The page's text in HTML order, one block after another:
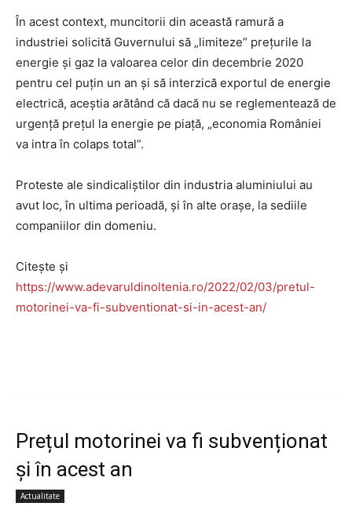
În acest context, muncitorii din această ramură a
industriei solicită Guvernului să „limiteze” preţurile la
energie şi gaz la valoarea celor din decembrie 2020
pentru cel puţin un an şi să interzică exportul de energie
electrică, aceştia arătând că dacă nu se reglementează de
urgenţă preţul la energie pe piaţă, „economia României
va intra în colaps total”.
Proteste ale sindicaliştilor din industria aluminiului au
avut loc, în ultima perioadă, şi în alte oraşe, la sediile
companiilor din domeniu.
Citește și
https://www.adevaruldinoltenia.ro/2022/02/03/pretul-
motorinei-va-fi-subventionat-si-in-acest-an/
Prețul motorinei va fi subvenționat
și în acest an
Actualitate